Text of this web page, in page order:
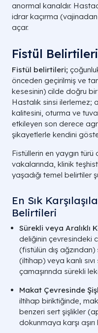
anormal kanaldır.
idrar kaçırma
açar.
Fistül
Fistül belirtileri;
önceden geçirilmiş ve
kesesinin) cilde doğru
Hastalık sinsi ilerlemez;
kalitesini, oturma ve
etkileyen son derece
şikayetlerle kendini
Fistüllerin en yaygın türü
vakalarında, klinik
yaşadığı temel belirtiler
En Sık
Belirtileri
Sürekli veya Aralıklı
deliğinin çevresindeki
(fistülün dış
(iltihap) veya kanlı sıvı
çamaşırında sürekli
Makat Çevresinde
iltihap biriktiğinde,
benzeri sert şişlikler
dokunmaya karşı aşırı